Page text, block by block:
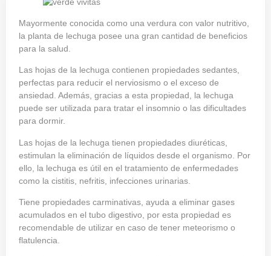
Mayormente conocida como una verdura con valor nutritivo,
la planta de lechuga posee una gran cantidad de beneficios
para la salud.
Las hojas de la lechuga contienen propiedades sedantes,
perfectas para reducir el nerviosismo o el exceso de
ansiedad. Además, gracias a esta propiedad, la lechuga
puede ser utilizada para tratar el insomnio o las dificultades
para dormir.
Las hojas de la lechuga tienen propiedades diuréticas,
estimulan la eliminación de líquidos desde el organismo. Por
ello, la lechuga es útil en el tratamiento de enfermedades
como la cistitis, nefritis, infecciones urinarias.
Tiene propiedades carminativas, ayuda a eliminar gases
acumulados en el tubo digestivo, por esta propiedad es
recomendable de utilizar en caso de tener meteorismo o
flatulencia.